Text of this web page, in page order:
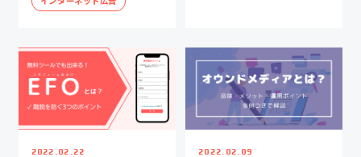
2022.02.22 2022.02.09